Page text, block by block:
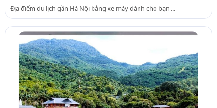
Địa điểm du lịch gần Hà Nội bằng xe máy dành cho bạn ...